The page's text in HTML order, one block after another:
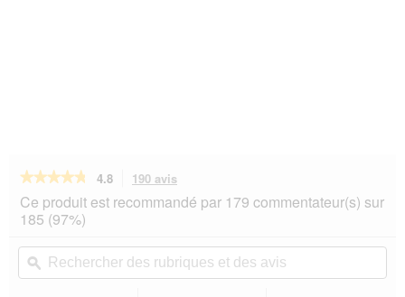
★★★★★
★★★★★
sur
5
les
avis
4.8 190 avis
action
vous
vers
les
avis.
Ce produit est recommandé par 179 commentateur(s) sur
185 (97%)
Rechercher
des
rubriques
ϙ